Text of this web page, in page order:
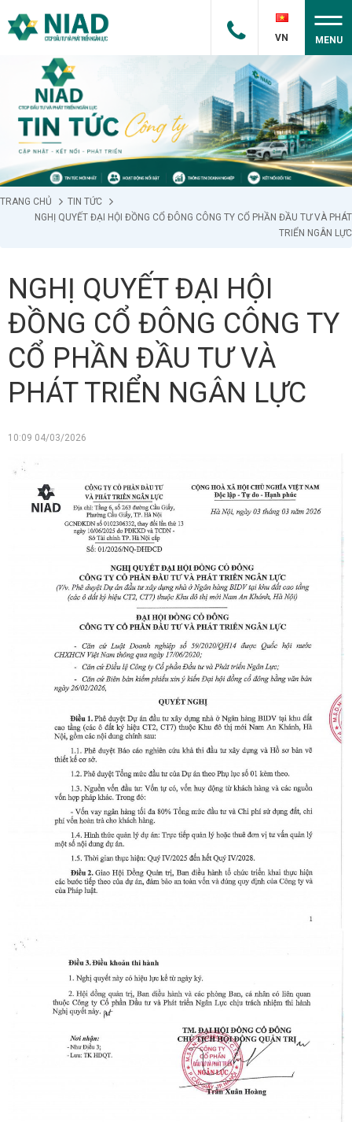
VN MENU
TRANG CHỦ
TIN TỨC
NGHỊ QUYẾT ĐẠI HỘI ĐỒNG CỔ ĐÔNG CÔNG TY CỔ PHẦN ĐẦU TƯ VÀ PHÁT
TRIỂN NGÂN LỰC
NGHỊ QUYẾT ĐẠI HỘI
ĐỒNG CỔ ĐÔNG CÔNG TY
CỔ PHẦN ĐẦU TƯ VÀ
PHÁT TRIỂN NGÂN LỰC
10:09 04/03/2026